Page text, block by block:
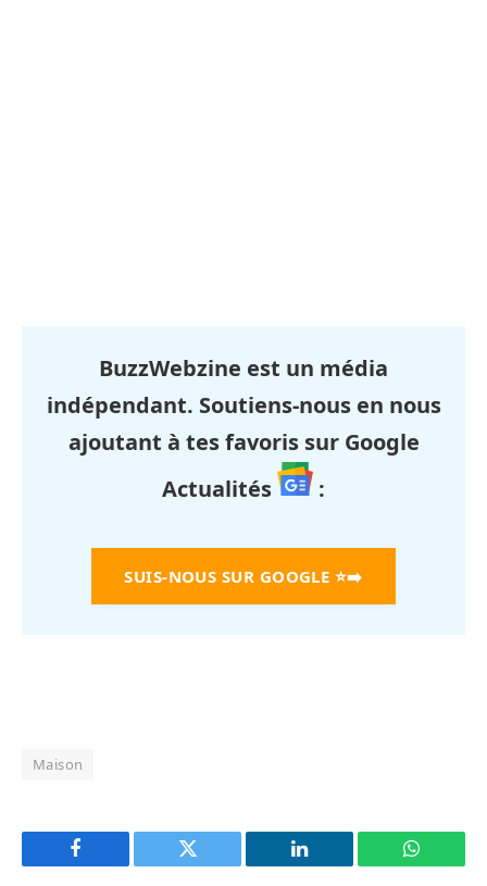
BuzzWebzine est un média
indépendant. Soutiens-nous en nous
ajoutant à tes favoris sur Google
Actualités
:
SUIS-NOUS SUR GOOGLE ⭐➡️
Maison
Facebook Twitter LinkedIn